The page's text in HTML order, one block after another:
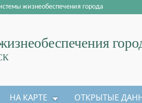
жизнеобеспечения города
НА КАРТЕ ОТКРЫТЫЕ